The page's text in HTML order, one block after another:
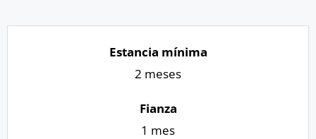
2 meses
1 mes